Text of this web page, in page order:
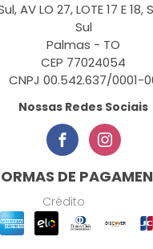
AV LO 27, LOTE 17 E
Sul
Palmas - TO
CEP 77024054
CNPJ 00.542.637/0001-
Nossas Redes Sociais
DE
Crédito